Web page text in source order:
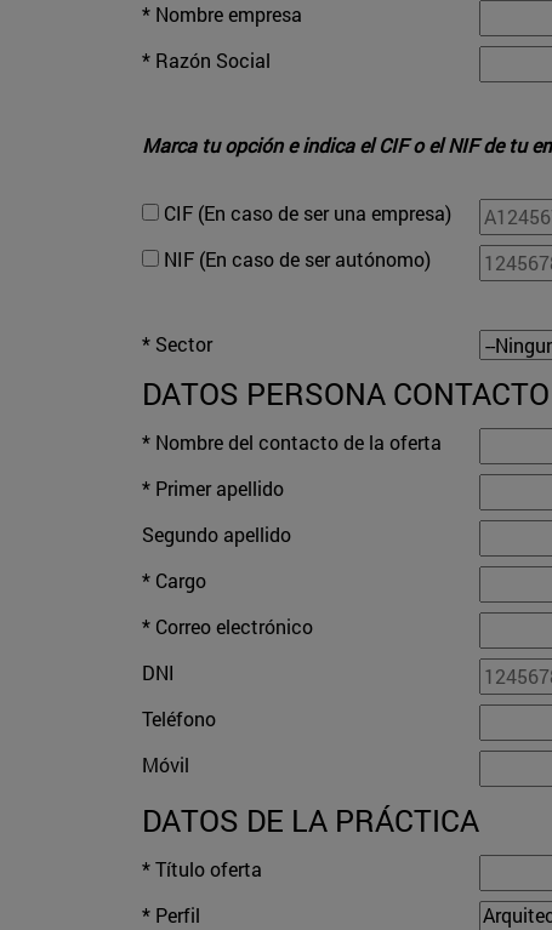
* Nombre empresa
* Razón Social
Marca tu opción e indica el CIF o el NIF de tu
CIF (En caso de ser una empresa)
NIF (En caso de ser autónomo)
* Sector
DATOS PERSONA
* Nombre del contacto de la oferta
* Primer apellido
Segundo apellido
* Cargo
* Correo electrónico
DNI
Teléfono
Móvil
DATOS DE LA PRÁCTICA
* Título oferta
* Perfil